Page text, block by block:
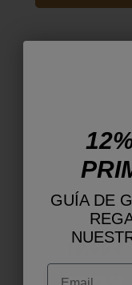
TRIBULUS
19,95 €
COMPRAR
GUÍA DE
Email